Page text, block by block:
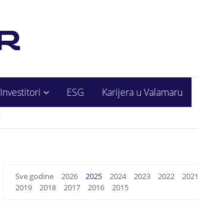
Investitori ESG Karijera u Valamaru
Sve godine 2026 2025 2024 2023 2022 2021
2019
2018 2017 2016 2015